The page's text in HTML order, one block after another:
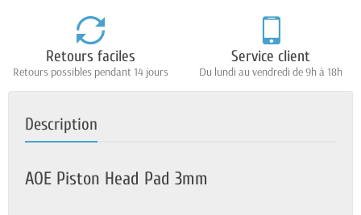
Retours faciles
Retours possibles pendant 14 jours
Service client
Du lundi au vendredi de 9h à 18h
Description
AOE Piston Head Pad 3mm